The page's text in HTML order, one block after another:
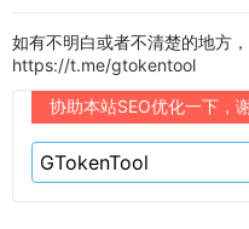
如有不明白或者不清楚的地方
https://t.me/gtokentool
协助本站SEO优化一下，